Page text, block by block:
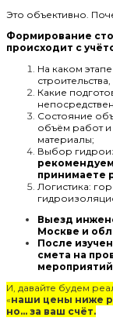
Это объективно.
Формирование
происходит с
На каком
Какие
Состояние
объём работ
материалы;
Выбор
принимаете
Логистика:
Выезд
Москве и
После
смета на
И, давайте будем
«наши цены ниже
но… за ваш счёт.